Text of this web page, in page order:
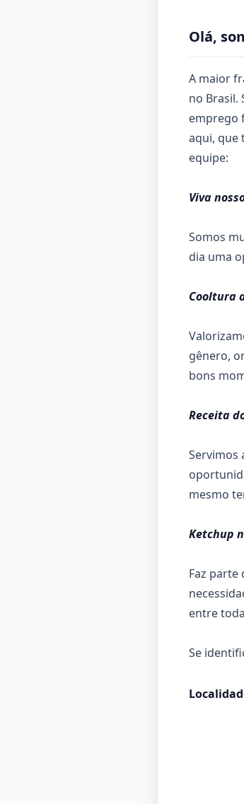
Olá,
A maior
no Brasil.
emprego
aqui, que
equipe:
Viva
Somos
dia uma
Cooltura
gênero,
bons
Receita
Servimos
mesmo
Ketchup
Faz parte
entre
Se